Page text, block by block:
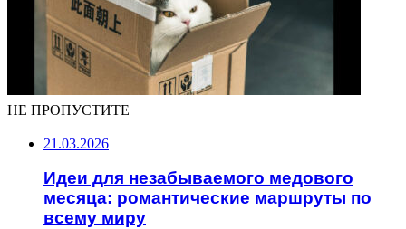
НЕ ПРОПУСТИТЕ
21.03.2026
Идеи для незабываемого медового
месяца: романтические маршруты по
всему миру